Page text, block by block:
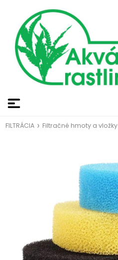
FILTRÁCIA Filtračné hmoty a vložky